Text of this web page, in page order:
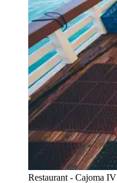
Restaurant - Cajoma IV